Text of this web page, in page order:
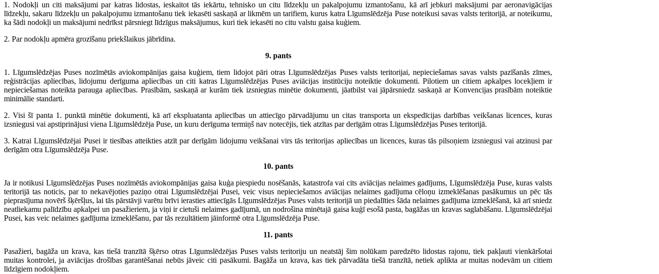
1. Nodokļi un citi maksājumi par katras lidostas, ieskaitot tās iekārtu, tehnisko un citu līdzekļu un pakalpojumu izmantošanu, kā arī jebkuri maksājumi par aeronavigācijas
līdzekļu, sakaru līdzekļu un pakalpojumu izmantošanu tiek iekasēti saskaņā ar likmēm un tarifiem, kurus katra Līgumslēdzēja Puse noteikusi savas valsts teritorijā, ar noteikumu,
ka šādi nodokļi un maksājumi nedrīkst pārsniegt līdzīgus maksājumus, kuri tiek iekasēti no citu valstu gaisa kuģiem.
2. Par nodokļu apmēra grozīšanu priekšlaikus jābrīdina.
9. pants
1. Līgumslēdzējas Puses nozīmētās aviokompānijas gaisa kuģiem, tiem lidojot pāri otras Līgumslēdzējas Puses valsts teritorijai, nepieciešamas savas valsts pazīšanās zīmes,
reģistrācijas apliecības, lidojumu derīguma apliecības un citi katras Līgumslēdzējas Puses aviācijas institūciju noteiktie dokumenti. Pilotiem un citiem apkalpes locekļiem ir
nepieciešamas noteikta parauga apliecības. Prasībām, saskaņā ar kurām tiek izsniegtas minētie dokumenti, jāatbilst vai jāpārsniedz saskaņā ar Konvencijas prasībām noteiktie
minimālie standarti.
2. Visi šī panta 1. punktā minētie dokumenti, kā arī ekspluatanta apliecības un attiecīgo pārvadājumu un citas transporta un ekspedīcijas darbības veikšanas licences, kuras
izsniegusi vai apstiprinājusi viena Līgumslēdzēja Puse, un kuru derīguma termiņš nav notecējis, tiek atzītas par derīgām otras Līgumslēdzējas Puses teritorijā.
3. Katrai Līgumslēdzējai Pusei ir tiesības atteikties atzīt par derīgām lidojumu veikšanai virs tās teritorijas apliecības un licences, kuras tās pilsoņiem izsniegusi vai atzinusi par
derīgām otra Līgumslēdzēja Puse.
10. pants
Ja ir notikusi Līgumslēdzējas Puses nozīmētās aviokompānijas gaisa kuģa piespiedu nosēšanās, katastrofa vai cits aviācijas nelaimes gadījums, Līgumslēdzēja Puse, kuras valsts
teritorijā tas noticis, par to nekavējoties paziņo otrai Līgumslēdzējai Pusei, veic visus nepieciešamos aviācijas nelaimes gadījuma cēloņu izmeklēšanas pasākumus un pēc tās
pieprasījuma novērš šķēršļus, lai tās pārstāvji varētu brīvi ierasties attiecīgās Līgumslēdzējas Puses valsts teritorijā un piedalīties šāda nelaimes gadījuma izmeklēšanā, kā arī sniedz
neatliekamu palīdzību apkalpei un pasažieriem, ja viņi ir cietuši nelaimes gadījumā, un nodrošina minētajā gaisa kuģī esošā pasta, bagāžas un kravas saglabāšanu. Līgumslēdzējai
Pusei, kas veic nelaimes gadījuma izmeklēšanu, par tās rezultātiem jāinformē otra Līgumslēdzēja Puse.
11. pants
Pasažieri, bagāža un krava, kas tiešā tranzītā šķērso otras Līgumslēdzējas Puses valsts teritoriju un neatstāj šim nolūkam paredzēto lidostas rajonu, tiek pakļauti vienkāršotai
muitas kontrolei, ja aviācijas drošības garantēšanai nebūs jāveic citi pasākumi. Bagāža un krava, kas tiek pārvadāta tiešā tranzītā, netiek aplikta ar muitas nodevām un citiem
līdzīgiem nodokļiem.